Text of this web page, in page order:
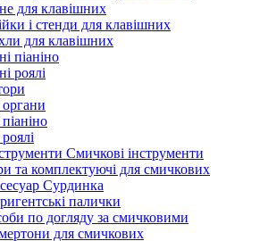
для клавішних
і стенди для клавішних
для клавішних
піаніно
роялі
Смичкові інструменти
та комплектуючі для смичкових
Сурдинка
палички
по догляду за смичковими
для смичкових